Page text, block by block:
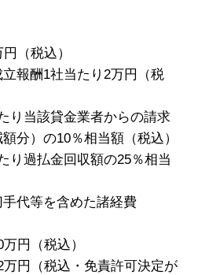
（税込）
酬1社当たり2万円（税
り当該貸金業者からの請求
分）の10％相当額（税込）
過払金回収額の25％相当
等を含めた諸経費
（税込）
（税込・免責許可決定が